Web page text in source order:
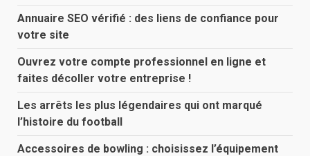
Annuaire SEO vérifié : des liens de confiance pour
votre site
Ouvrez votre compte professionnel en ligne et
faites décoller votre entreprise !
Les arrêts les plus légendaires qui ont marqué
l’histoire du football
Accessoires de bowling : choisissez l’équipement